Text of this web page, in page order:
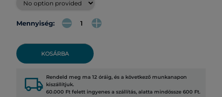
Mennyiség:
KOSÁRBA
local_shipping Rendeld meg ma 12 óráig, és a következő munkanapon
kiszállítjuk.
60.000 Ft felett ingyenes a szállítás, alatta mindössze 600 Ft.